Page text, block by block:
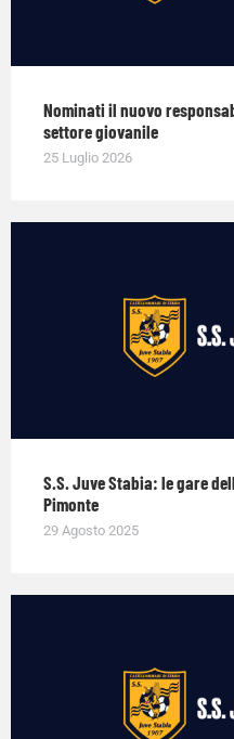
Nominati il nuovo
settore giovanile
25 Luglio 2026
S.S. Juve Stabia: le gare
Pimonte
29 Agosto 2025